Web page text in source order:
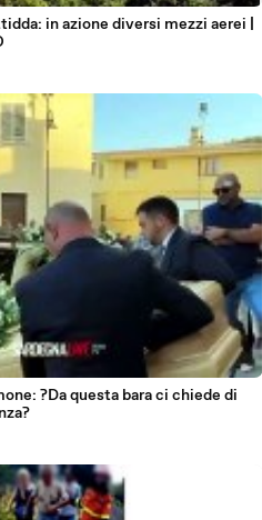
in azione diversi mezzi aerei |
?Da questa bara ci chiede di